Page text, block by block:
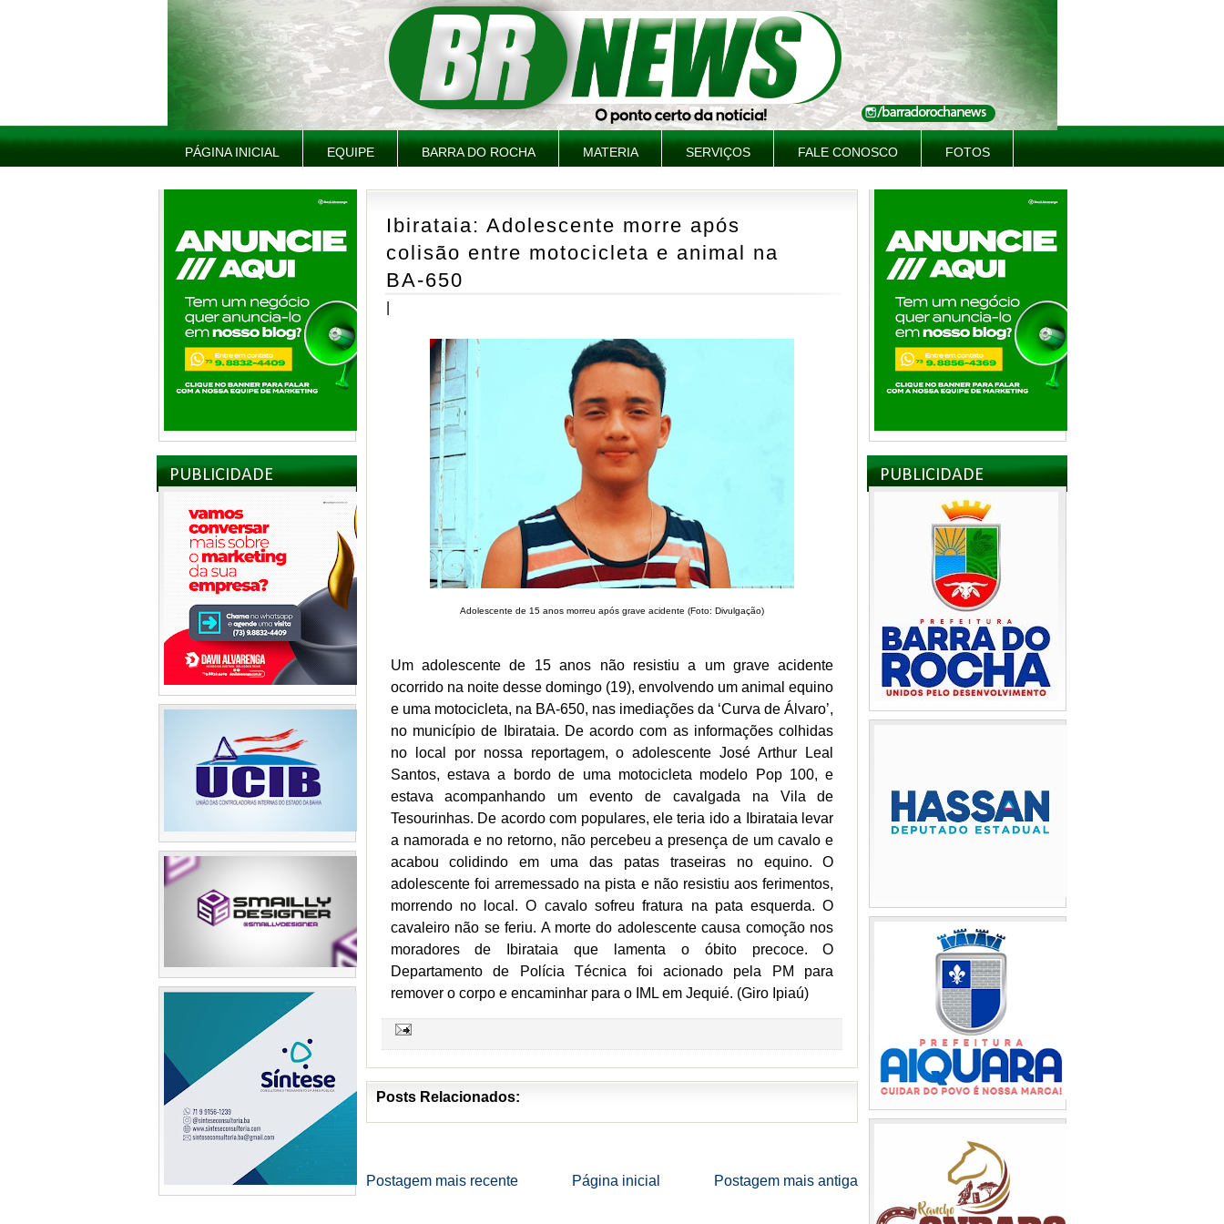
PÁGINA INICIAL EQUIPE BARRA DO ROCHA MATERIA SERVIÇOS FALE CONOSCO FOTOS
PUBLICIDADE
Ibirataia: Adolescente morre após
colisão entre motocicleta e animal na
BA-650
Adolescente de 15 anos morreu após grave acidente (Foto: Divulgação)
Um adolescente de 15 anos não resistiu a um grave acidente
ocorrido na noite desse domingo (19), envolvendo um animal equino
e uma motocicleta, na BA-650, nas imediações da ‘Curva de Álvaro’,
no município de Ibirataia. De acordo com as informações colhidas
no local por nossa reportagem, o adolescente José Arthur Leal
Santos, estava a bordo de uma motocicleta modelo Pop 100, e
estava acompanhando um evento de cavalgada na Vila de
Tesourinhas. De acordo com populares, ele teria ido a Ibirataia levar
a namorada e no retorno, não percebeu a presença de um cavalo e
acabou colidindo em uma das patas traseiras no equino. O
adolescente foi arremessado na pista e não resistiu aos ferimentos,
morrendo no local. O cavalo sofreu fratura na pata esquerda. O
cavaleiro não se feriu. A morte do adolescente causa comoção nos
moradores de Ibirataia que lamenta o óbito precoce. O
Departamento de Polícia Técnica foi acionado pela PM para
remover o corpo e encaminhar para o IML em Jequié. (Giro Ipiaú)
Posts Relacionados:
Postagem mais recente Postagem mais antiga
Página inicial
PUBLICIDADE